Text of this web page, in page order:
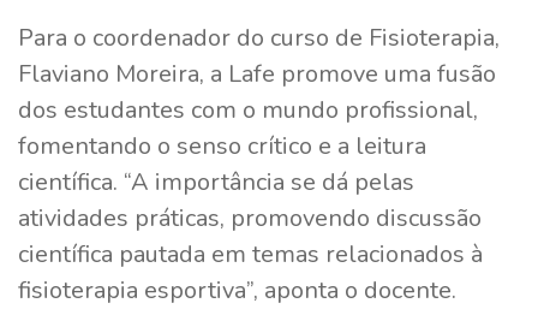
Para o coordenador do curso de Fisioterapia,
Flaviano Moreira, a Lafe promove uma fusão
dos estudantes com o mundo profissional,
fomentando o senso crítico e a leitura
científica. “A importância se dá pelas
atividades práticas, promovendo discussão
científica pautada em temas relacionados à
fisioterapia esportiva”, aponta o docente.